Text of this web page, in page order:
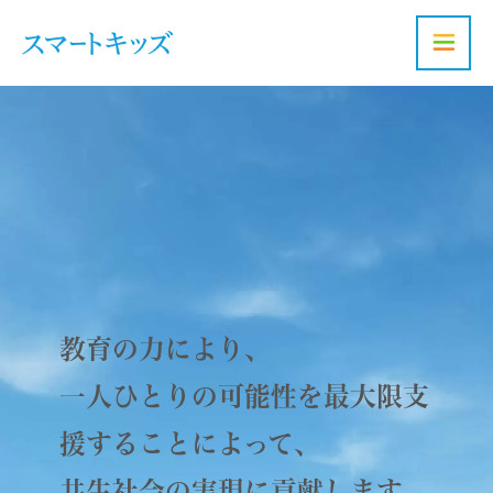
教育の力により、
一人ひとりの可能性を最大限支
援することによって、